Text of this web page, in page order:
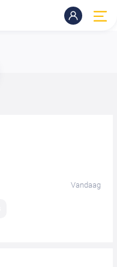
Vandaag